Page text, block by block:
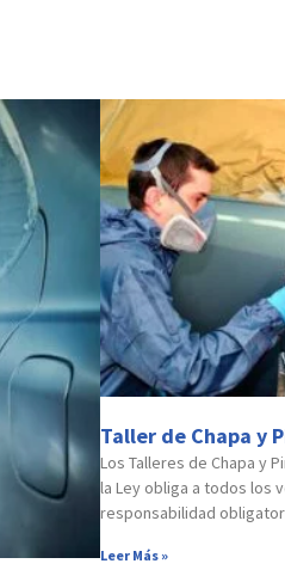
Taller de Chapa y
Los Talleres de Chapa y
la Ley obliga a todos los
responsabilidad
Leer Más »